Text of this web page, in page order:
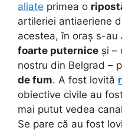
aliate primea o
artileriei antiaeriene
acestea, în oraș s-au
foarte puternice și –
nostru din Belgrad –
de fum. A fost lovită
obiective civile au
mai putut vedea
Se pare că au fost